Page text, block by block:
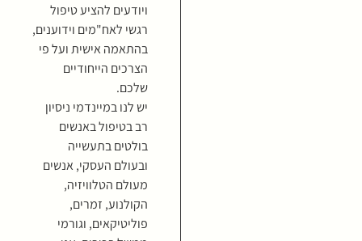
ויודעים להציע טיפול
רגשי לאח"מים וידוענים,
בהתאמה אישית ועל פי
הצרכים הייחודיים
שלכם.
יש לנו במיינדמי ניסיון
רב בטיפול באנשים
בולטים בתעשייה
ובעולם העסקי, אנשים
מעולם הטלוויזיה,
הקולנוע, זמרים,
פוליטיקאים, וגורמי